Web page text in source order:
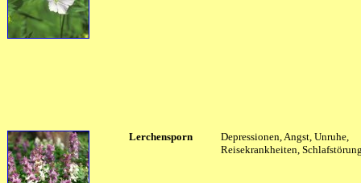
Lerchensporn
Depressionen, Angst, Unruhe,
Reisekrankheiten,